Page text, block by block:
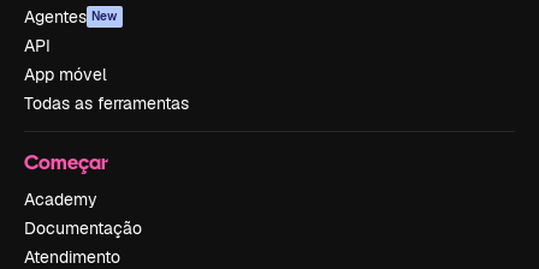
Agentes New
API
App móvel
Todas as ferramentas
Começar
Academy
Documentação
Atendimento